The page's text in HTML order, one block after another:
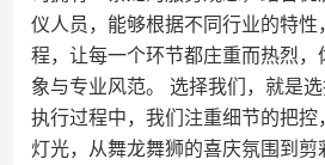
仪人员，能够根据不同行业的特性
程，让每一个环节都庄重而热烈，
象与专业风范。 选择我们，就是
执行过程中，我们注重细节的把控
灯光，从舞龙舞狮的喜庆氛围到剪